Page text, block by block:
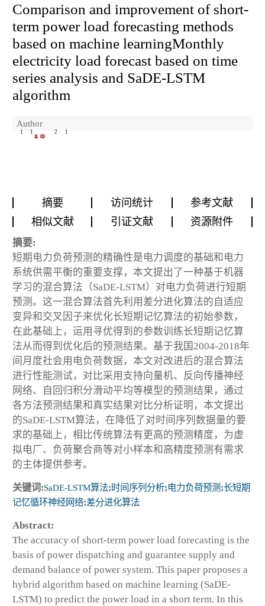
Comparison and improvement of short-
term power load forecasting methods
based on machine learningMonthly
electricity load forecast based on time
series analysis and SaDE-LSTM
algorithm
Author
1 1 2 1
摘要 访问统计
参考文献
相似文献
引证文献 资源附件
摘要:
短期电力负荷预测的精确性是电力调度的基础和电力
系统供需平衡的重要支撑，本文提出了一种基于机器
学习的混合算法（SaDE-LSTM）对电力负荷进行短期
预测。这一混合算法首先利用差分进化算法的自适应
变异和交叉因子来优化长短期记忆算法的初始参数，
在此基础上，运用寻优得到的参数训练长短期记忆算
法从而得到优化后的预测结果。基于我国2004-2018年
间月度社会用电负荷数据，本文对改进后的混合算法
进行性能测试，对比采用支持向量机、反向传播神经
网络、自回归积分滑动平均等模型的预测结果，通过
各方法预测结果和真实结果对比分析证明，本文提出
的SaDE-LSTM算法，在降低了对时间序列数据量的要
求的基础上，相比传统算法有更高的预测精度，为虚
拟电厂、负荷聚合商等对小样本和高精度预测有需求
的主体提供参考。
关键词:SaDE-LSTM算法;时间序列分析;电力负荷预测;长短期
记忆循环神经网络;差分进化算法
Abstract:
The accuracy of short-term power load forecasting is the
basis of power dispatching and guarantee supply and
demand balance of power system. This paper proposes a
hybrid algorithm based on machine learning (SaDE-
LSTM) to predict the power load in a short term. In this